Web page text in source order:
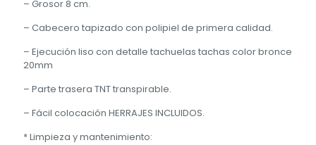
– Grosor 8 cm.
– Cabecero tapizado con polipiel de primera calidad.
– Ejecución liso con detalle tachuelas tachas color bronce
20mm
– Parte trasera TNT transpirable.
– Fácil colocación HERRAJES INCLUIDOS.
* Limpieza y mantenimiento: